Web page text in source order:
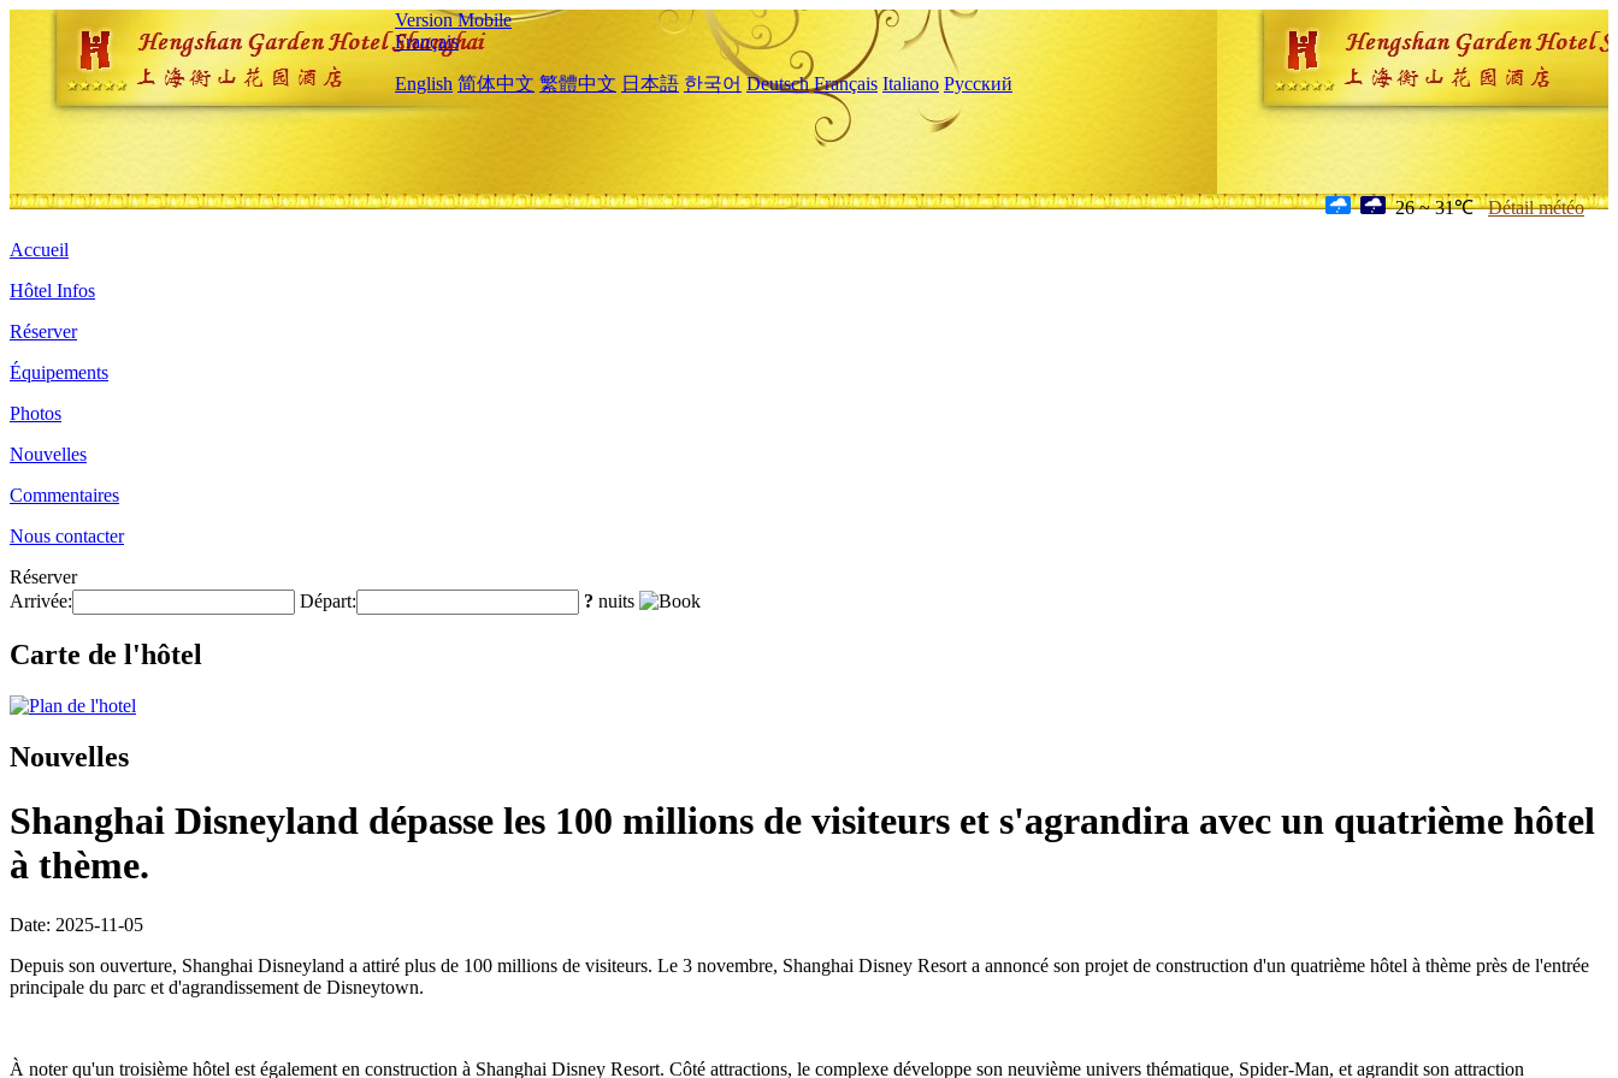
Version Mobile
Français
English 简体中文 繁體中文 日本語 한국어 Deutsch Français Italiano Русский
26 ~ 31℃ Détail météo
Accueil
Hôtel Infos
Réserver
Équipements
Photos
Nouvelles
Commentaires
Nous contacter
Réserver
Arrivée:
Départ: ? nuits
Carte de l'hôtel
Nouvelles
Shanghai Disneyland dépasse les 100 millions de visiteurs et s'agrandira avec un quatrième hôtel
à thème.
Date: 2025-11-05
Depuis son ouverture, Shanghai Disneyland a attiré plus de 100 millions de visiteurs. Le 3 novembre, Shanghai Disney Resort a annoncé son projet de construction d'un quatrième hôtel à thème près de l'entrée
principale du parc et d'agrandissement de Disneytown.
À noter qu'un troisième hôtel est également en construction à Shanghai Disney Resort. Côté attractions, le complexe développe son neuvième univers thématique, Spider-Man, et agrandit son attraction